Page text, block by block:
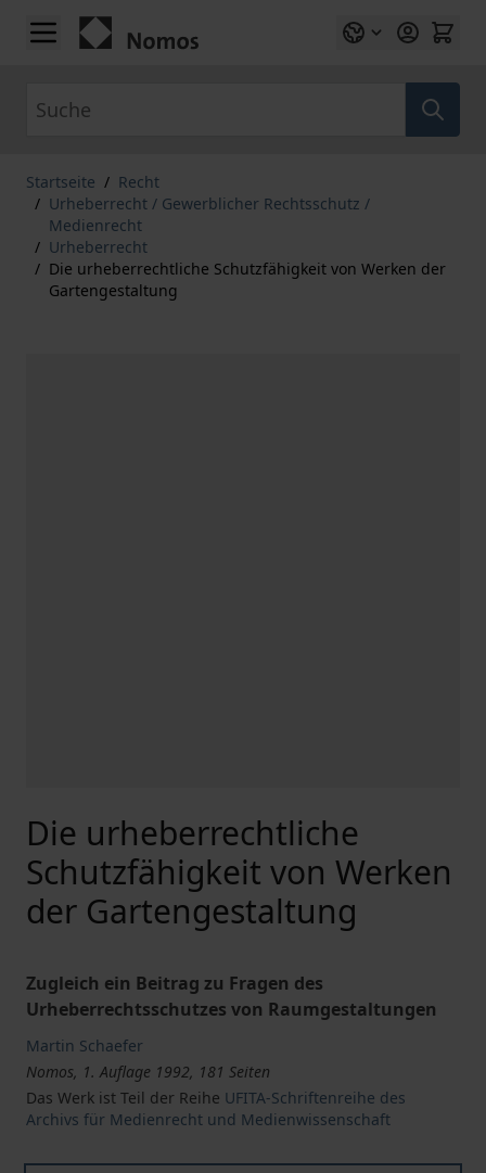
Zum Inhalt springen
Startseite / Recht
/ Urheberrecht / Gewerblicher Rechtsschutz /
Medienrecht
/ Urheberrecht
/ Die urheberrechtliche Schutzfähigkeit von Werken der
Gartengestaltung
Die urheberrechtliche
Schutzfähigkeit von Werken
der Gartengestaltung
Zugleich ein Beitrag zu Fragen des
Urheberrechtsschutzes von Raumgestaltungen
Martin Schaefer
Nomos, 1. Auflage 1992, 181 Seiten
Das Werk ist Teil der Reihe UFITA-Schriftenreihe des
Archivs für Medienrecht und Medienwissenschaft